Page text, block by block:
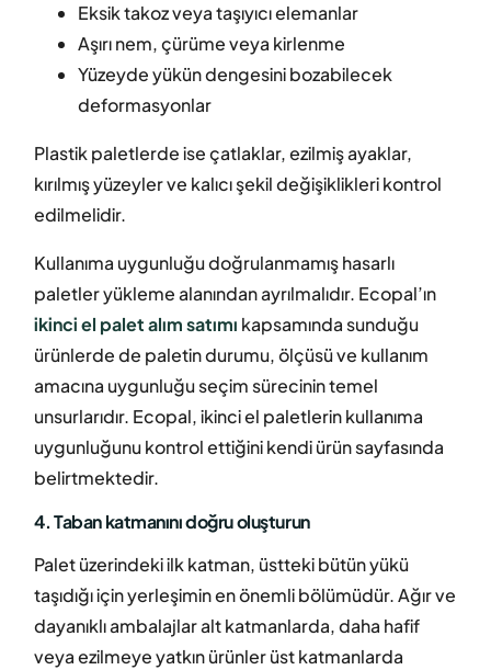
Eksik takoz veya taşıyıcı elemanlar
Aşırı nem, çürüme veya kirlenme
Yüzeyde yükün dengesini bozabilecek
deformasyonlar
Plastik paletlerde ise çatlaklar, ezilmiş ayaklar,
kırılmış yüzeyler ve kalıcı şekil değişiklikleri kontrol
edilmelidir.
Kullanıma uygunluğu doğrulanmamış hasarlı
paletler yükleme alanından ayrılmalıdır. Ecopal’ın
ikinci el palet alım satımı kapsamında sunduğu
ürünlerde de paletin durumu, ölçüsü ve kullanım
amacına uygunluğu seçim sürecinin temel
unsurlarıdır. Ecopal, ikinci el paletlerin kullanıma
uygunluğunu kontrol ettiğini kendi ürün sayfasında
belirtmektedir.
4. Taban katmanını doğru oluşturun
Palet üzerindeki ilk katman, üstteki bütün yükü
taşıdığı için yerleşimin en önemli bölümüdür. Ağır ve
dayanıklı ambalajlar alt katmanlarda, daha hafif
veya ezilmeye yatkın ürünler üst katmanlarda